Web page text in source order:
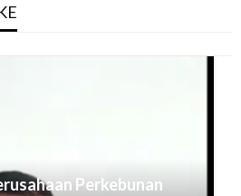
Perkebunan